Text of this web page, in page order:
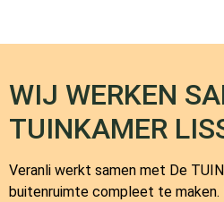
WIJ WERKEN
TUINKAMER
Veranli werkt samen met De
buitenruimte compleet te